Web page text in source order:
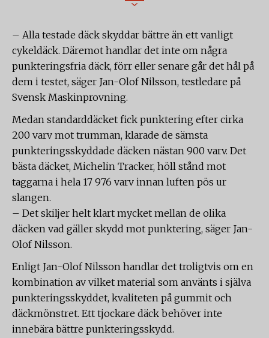
– Alla testade däck skyddar bättre än ett vanligt
cykeldäck. Däremot handlar det inte om några
punkteringsfria däck, förr eller senare går det hål på
dem i testet, säger Jan-Olof Nilsson, testledare på
Svensk Maskinprovning.
Medan standarddäcket fick punktering efter cirka
200 varv mot trumman, klarade de sämsta
punkteringsskyddade däcken nästan 900 varv. Det
bästa däcket, Michelin Tracker, höll stånd mot
taggarna i hela 17 976 varv innan luften pös ur
slangen.
– Det skiljer helt klart mycket mellan de olika
däcken vad gäller skydd mot punktering, säger Jan-
Olof Nilsson.
Enligt Jan-Olof Nilsson handlar det troligtvis om en
kombination av vilket material som använts i själva
punkteringsskyddet, kvaliteten på gummit och
däckmönstret. Ett tjockare däck behöver inte
innebära bättre punkteringsskydd.